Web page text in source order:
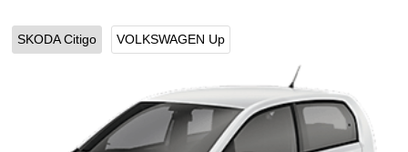
SKODA Citigo VOLKSWAGEN Up